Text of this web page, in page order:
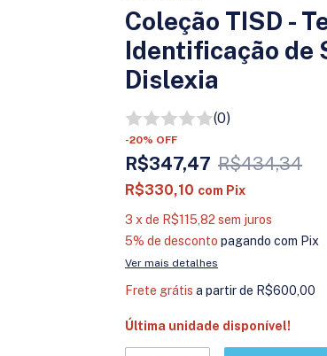
Coleção TISD -
Identificação de
Dislexia
(0)
-20% OFF
R$347,47 R$434,34
R$330,10 com Pix
3 x de R$115,82 sem juros
5% de desconto pagando com Pix
Ver mais detalhes
Frete grátis a partir de R$600,00
Última unidade disponível!